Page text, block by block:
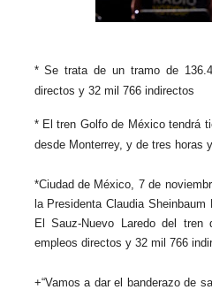
* Se trata de un tramo de
directos y 32 mil 766 indirectos
* El tren Golfo de México tendrá
desde Monterrey, y de tres horas
*Ciudad de México, 7 de
la Presidenta Claudia
El Sauz-Nuevo Laredo del
empleos directos y 32 mil 766
+“Vamos a dar el banderazo de